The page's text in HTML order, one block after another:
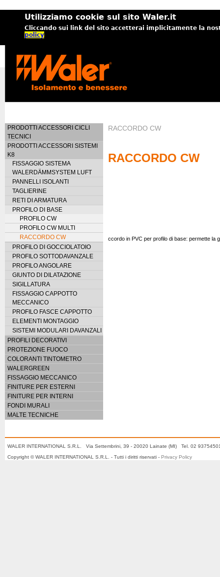
Utilizziamo cookie sul sito Waler.it
Cliccando sui link del sito accetterai implicitamente la
policy
RACCORDO CW
RACCORDO CW
ccordo in PVC per profilo di base: permette la
PRODOTTI ACCESSORI CICLI
TECNICI
PRODOTTI ACCESSORI SISTEMI
K8
FISSAGGIO SISTEMA
WALERDÄMMSYSTEM LUFT
PANNELLI ISOLANTI
TAGLIERINE
RETI DI ARMATURA
PROFILO DI BASE
PROFILO CW
PROFILO CW MULTI
RACCORDO CW
PROFILO DI GOCCIOLATOIO
PROFILO SOTTODAVANZALE
PROFILO ANGOLARE
GIUNTO DI DILATAZIONE
SIGILLATURA
FISSAGGIO CAPPOTTO
MECCANICO
PROFILO FASCE CAPPOTTO
ELEMENTI MONTAGGIO
SISTEMI MODULARI DAVANZALI
PROFILI DECORATIVI
PROTEZIONE FUOCO
COLORANTI TINTOMETRO
WALERGREEN
FISSAGGIO MECCANICO
FINITURE PER ESTERNI
FINITURE PER INTERNI
FONDI MURALI
MALTE TECNICHE
WALER INTERNATIONAL S.R.L. Via Settembrini, 39 - 20020 Lainate (MI) Tel. 02
Copyright © WALER INTERNATIONAL S.R.L. - Tutti i diritti riservati - Privacy Policy